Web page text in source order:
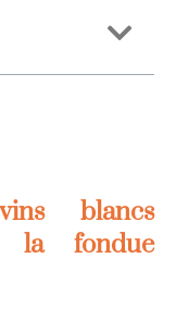
blancs
la fondue